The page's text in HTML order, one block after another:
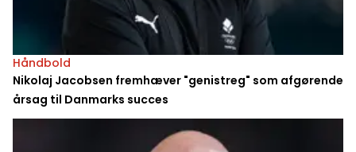
Håndbold
Nikolaj Jacobsen fremhæver "genistreg" som afgørende
årsag til Danmarks succes